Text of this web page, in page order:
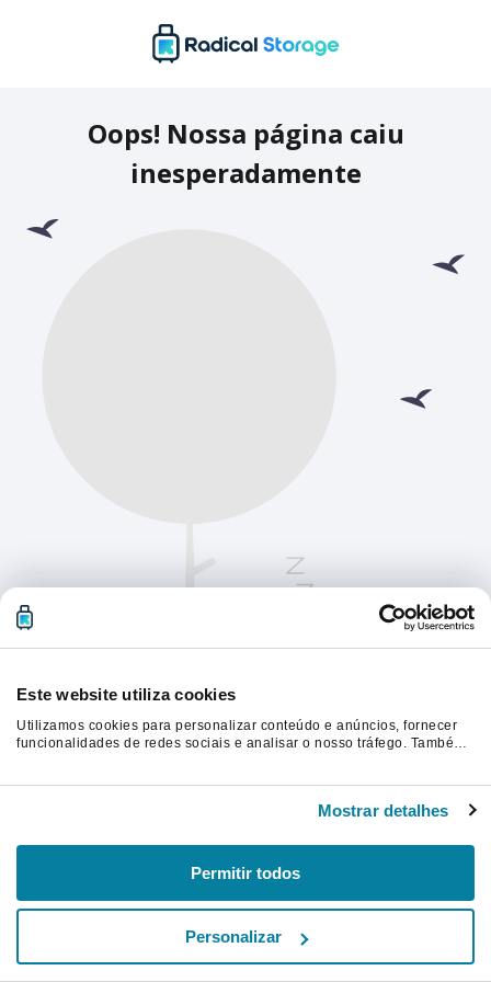
Este website utiliza cookies
Utilizamos cookies para personalizar conteúdo e anúncios, fornecer
funcionalidades de redes sociais e analisar o nosso tráfego. Também
recolhidas por estes a partir da sua utilização dos respetivos serviços.
Mostrar detalhes
Permitir todos
Personalizar
Oops! Nossa página caiu
inesperadamente
Atualize a página para continuar.
Atualizar